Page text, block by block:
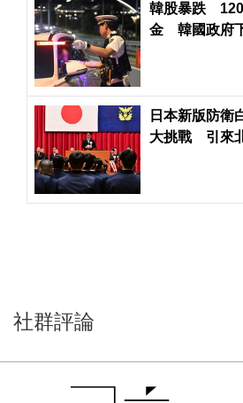
韓股暴跌 120
金 韓國政府
日本新版防衛
大挑戰 引來
社群評論